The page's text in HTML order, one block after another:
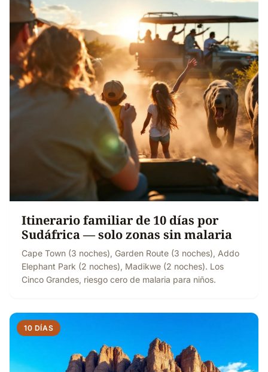
Itinerario familiar de 10 días por
Sudáfrica — solo zonas sin malaria
Cape Town (3 noches), Garden Route (3 noches), Addo
Elephant Park (2 noches), Madikwe (2 noches). Los
Cinco Grandes, riesgo cero de malaria para niños.
10 DÍAS